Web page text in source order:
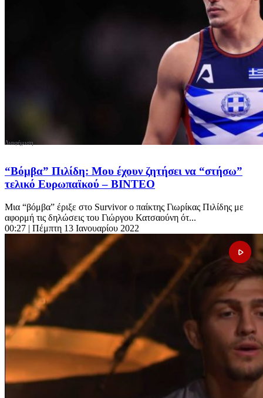
“Βόμβα” Πιλίδη: Μου έχουν ζητήσει να “στήσω”
τελικό Ευρωπαϊκού – BINTEO
Μια “βόμβα” έριξε στο Survivor ο παίκτης Γιωρίκας Πιλίδης με
αφορμή τις δηλώσεις του Γιώργου Κατσαούνη ότ...
00:27 | Πέμπτη 13 Ιανουαρίου 2022